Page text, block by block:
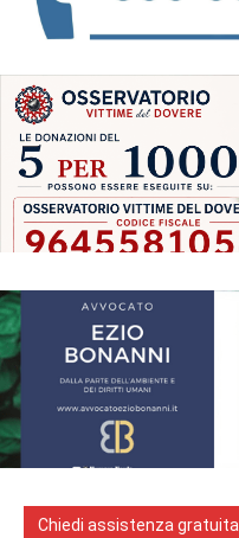
Chiedi assistenza gratuita